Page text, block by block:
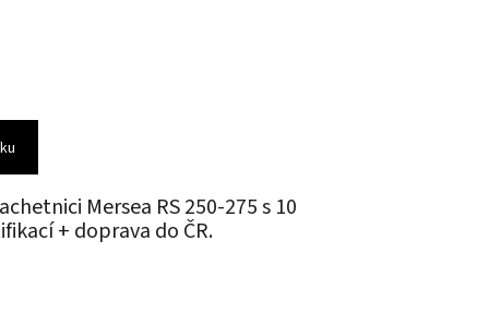
Mersea RS 250-275 s 10
+ doprava do ČR.